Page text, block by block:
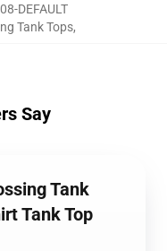
DEFAULT
Tank Tops,
Say
Tank
Tank Top